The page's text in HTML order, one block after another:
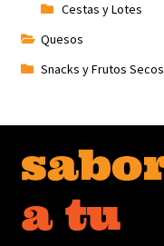
Cestas y Lotes
Quesos
Snacks y Frutos Secos